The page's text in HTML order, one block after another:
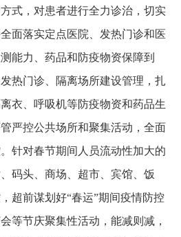
式，对患者进行全力诊治，切实
面落实定点医院、发热门诊和医
能力、药品和防疫物资保障到
热门诊、隔离场所建设管理，扎
衣、呼吸机等防疫物资和药品生
严控公共场所和聚集活动，全面
针对春节期间人员流动性加大的
码头、商场、超市、宾馆、饭
超前谋划好“春运”期间疫情防控
等节庆聚集性活动，能减则减，